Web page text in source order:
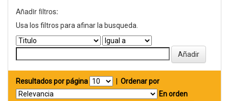
Añadir filtros:
Usa los filtros para afinar la busqueda.
Resultados por página
Ordenar por
En orden